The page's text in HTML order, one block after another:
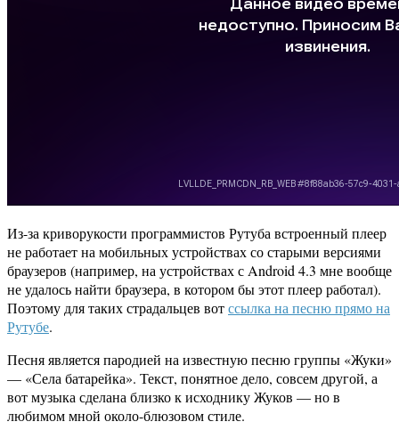
Из-за криворукости программистов Рутуба встроенный плеер
не работает на мобильных устройствах со старыми версиями
браузеров (например, на устройствах с Android 4.3 мне вообще
не удалось найти браузера, в котором бы этот плеер работал).
Поэтому для таких страдальцев вотссылка на песню прямо на
Рутубе.
Песня является пародией на известную песню группы «Жуки»
— «Села батарейка». Текст, понятное дело, совсем другой, а
вот музыка сделана близко к исходнику Жуков — но в
любимом мной около-блюзовом стиле.